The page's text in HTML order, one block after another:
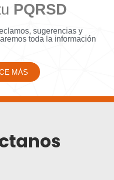
PQRSD
sugerencias y
toda la información
MÁS